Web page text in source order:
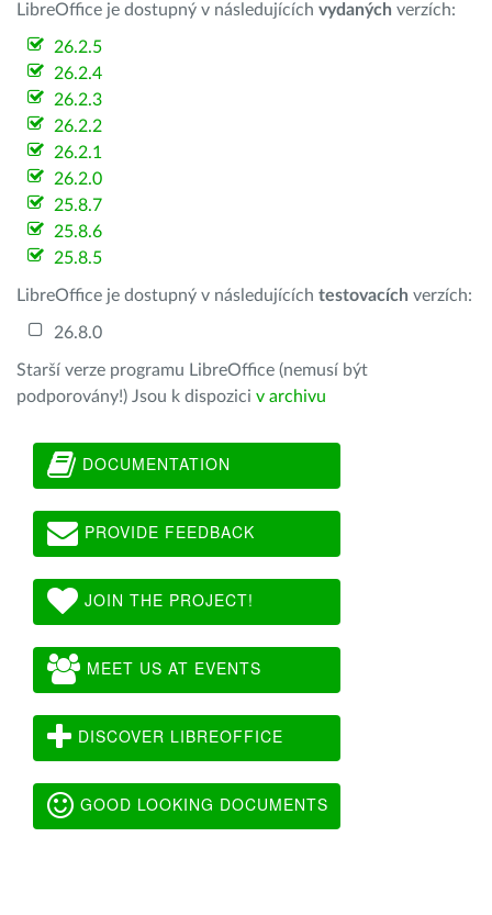
LibreOffice je dostupný v následujících vydaných verzích:
26.2.5
26.2.4
26.2.3
26.2.2
26.2.1
26.2.0
25.8.7
25.8.6
25.8.5
LibreOffice je dostupný v následujících testovacích verzích:
26.8.0
Starší verze programu LibreOffice (nemusí být
podporovány!) Jsou k dispozici v archivu
DOCUMENTATION
PROVIDE FEEDBACK
JOIN THE PROJECT!
MEET US AT EVENTS
DISCOVER LIBREOFFICE
GOOD LOOKING DOCUMENTS